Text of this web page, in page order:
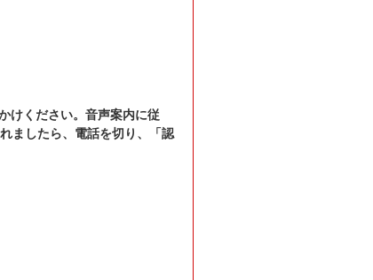
けください。音声案内に従
ましたら、電話を切り、「認